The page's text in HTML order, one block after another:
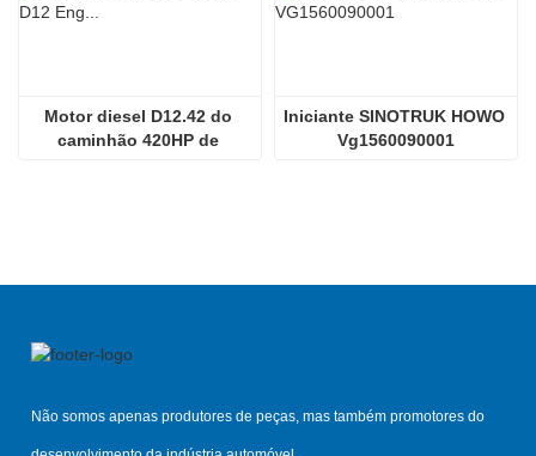
Motor diesel D12.42 do
caminhão 420HP de
Iniciante SINOTRUK HOWO
Vg1560090001
Não somos apenas produtores de peças, mas também promotores do